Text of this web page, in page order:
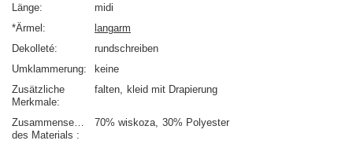
Länge
midi
*Ärmel
langarm
Dekolleté
rundschreiben
Umklammerung
keine
Zusätzliche
Merkmale
falten kleid mit Drapierung
Zusammensetzung
des Materials
70% wiskoza 30% Polyester